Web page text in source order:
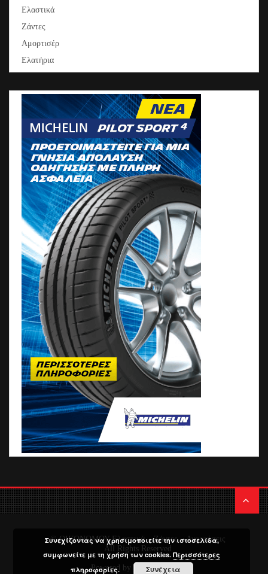
Ελαστικά
Ζάντες
Αμορτισέρ
Ελατήρια
© ΟΙΚΟΝΟΜΟΥ Ελαστικά – Ζάντες – Αναρτήσεις
All Rights Reserved
Powered by Media Planners
Συνεχίζοντας να χρησιμοποιείτε την ιστοσελίδα,
συμφωνείτε με τη χρήση των cookies.Περισσότερες
πληροφορίες.
Συνέχεια